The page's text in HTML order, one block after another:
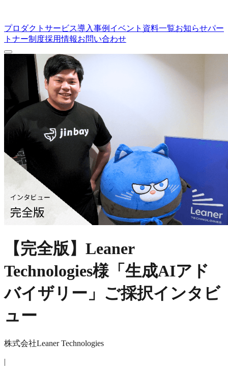
プロダクト サービス導入事例 イベント 資料一覧お知らせパー
トナー制度採用情報お問い合わせ
【完全版】Leaner
Technologies様「生成AIアド
バイザリー」ご採択インタビ
ュー
株式会社Leaner Technologies
|